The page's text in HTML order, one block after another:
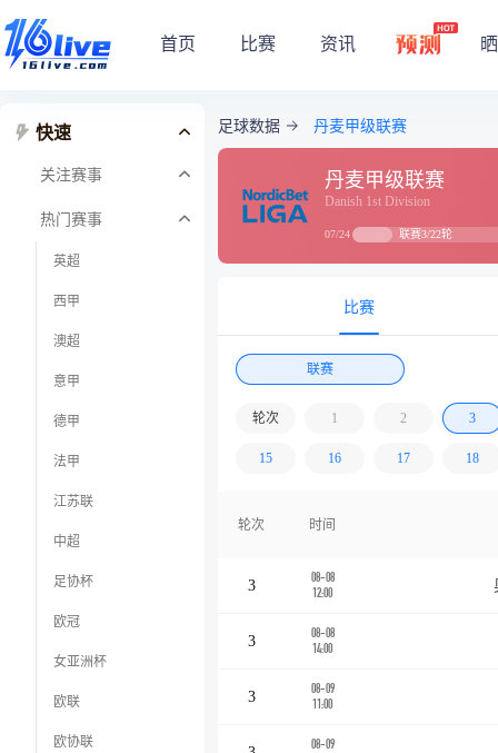
首页 比赛 资讯
快速
关注赛事
热门赛事
英超
西甲
澳超
意甲
德甲
法甲
江苏联
中超
足协杯
欧冠
女亚洲杯
欧联
欧协联
足球数据 丹麦甲级联赛
丹麦甲级联赛
Danish 1st Division
07/24 联赛3/22轮
比赛
联赛
轮次 1 2 3
15 16 17 18
轮次 时间
3
08-08
12:00
3
08-08
14:00
3
08-09
11:00
08-09